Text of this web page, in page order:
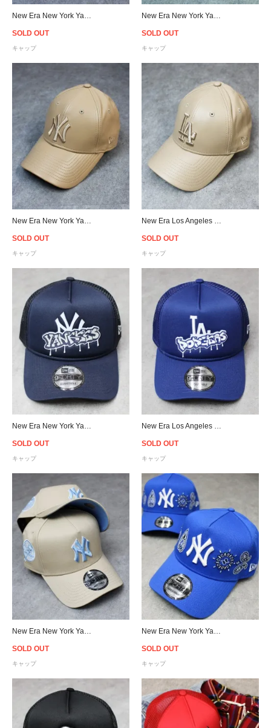
SOLD OUT
キャップ
SOLD OUT
キャップ
SOLD OUT
キャップ
SOLD OUT
キャップ
SOLD OUT
キャップ
SOLD OUT
キャップ
SOLD OUT
キャップ
SOLD OUT
キャップ